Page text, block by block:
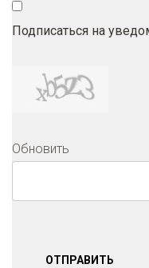
Подписаться на
Обновить
ОТПРАВИТЬ